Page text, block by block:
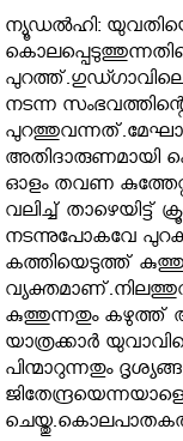
ന്യൂഡല്‍ഹി:
പുറത്ത്.ഗുഡ്ഗാവിലെ
നടന്ന
അതിദാരുണമായി
ഓളം തവണ
വലിച്ച് താഴെയിട്ട്
നടന്നുപോകവേ
കത്തിയെടുത്ത്
കുത്തുന്നതും കഴുത്ത്
യാത്രക്കാർ
പിന്മാറുന്നതും